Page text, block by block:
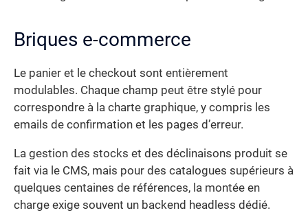
Briques e-commerce
Le panier et le checkout sont entièrement
modulables. Chaque champ peut être stylé pour
correspondre à la charte graphique, y compris les
emails de confirmation et les pages d’erreur.
La gestion des stocks et des déclinaisons produit se
fait via le CMS, mais pour des catalogues supérieurs à
quelques centaines de références, la montée en
charge exige souvent un backend headless dédié.